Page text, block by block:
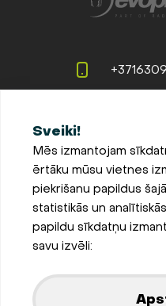
Sveiki!
Mēs izmantojam
ērtāku mūsu vietnes
piekrišanu papildus
statistikās un
papildu sīkdatņu
savu izvēli:
LV-3002,
Sīkdatņu